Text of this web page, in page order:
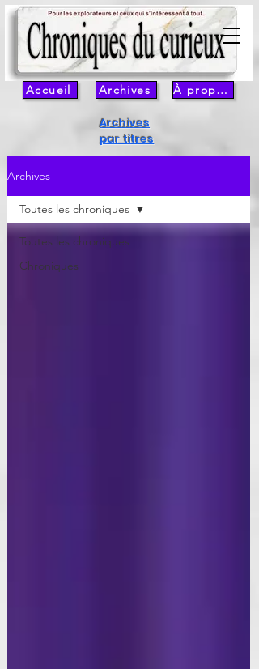
Accueil Archives À propos
Archives
par titres
Archives
Toutes les chroniques
Chroniques
Toutes les chroniques